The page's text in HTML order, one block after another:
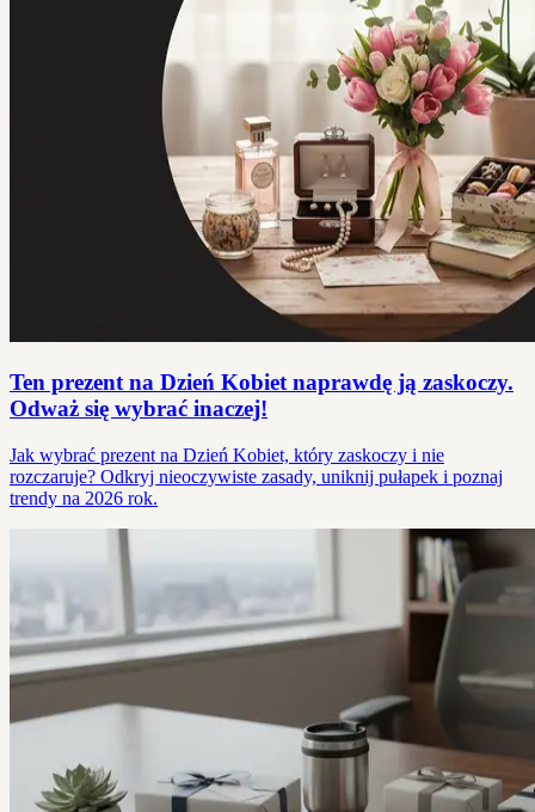
Ten prezent na Dzień Kobiet naprawdę ją zaskoczy.
Odważ się wybrać inaczej!
Jak wybrać prezent na Dzień Kobiet, który zaskoczy i nie
rozczaruje? Odkryj nieoczywiste zasady, uniknij pułapek i poznaj
trendy na 2026 rok.